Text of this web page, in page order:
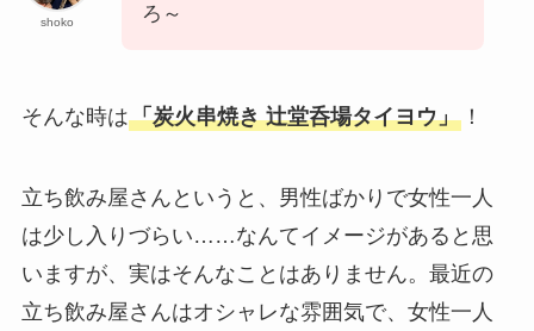
shoko
ろ～
そんな時は「炭火串焼き 辻堂呑場タイヨウ」！
立ち飲み屋さんというと、男性ばかりで女性一人
は少し入りづらい……なんてイメージがあると思
いますが、実はそんなことはありません。最近の
立ち飲み屋さんはオシャレな雰囲気で、女性一人